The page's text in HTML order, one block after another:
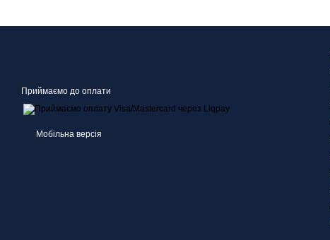
Приймаємо до оплати
Мобільна версія